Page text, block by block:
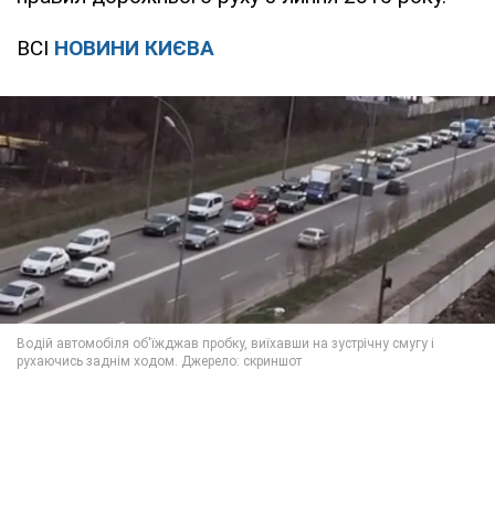
ВСІ НОВИНИ КИЄВА